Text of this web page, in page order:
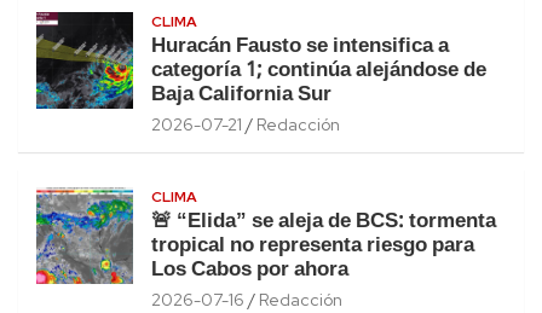
CLIMA
Huracán Fausto se intensifica a
categoría 1; continúa alejándose de
Baja California Sur
2026-07-21 Redacción
CLIMA
🚨 “Elida” se aleja de BCS: tormenta
tropical no representa riesgo para
Los Cabos por ahora
2026-07-16 Redacción